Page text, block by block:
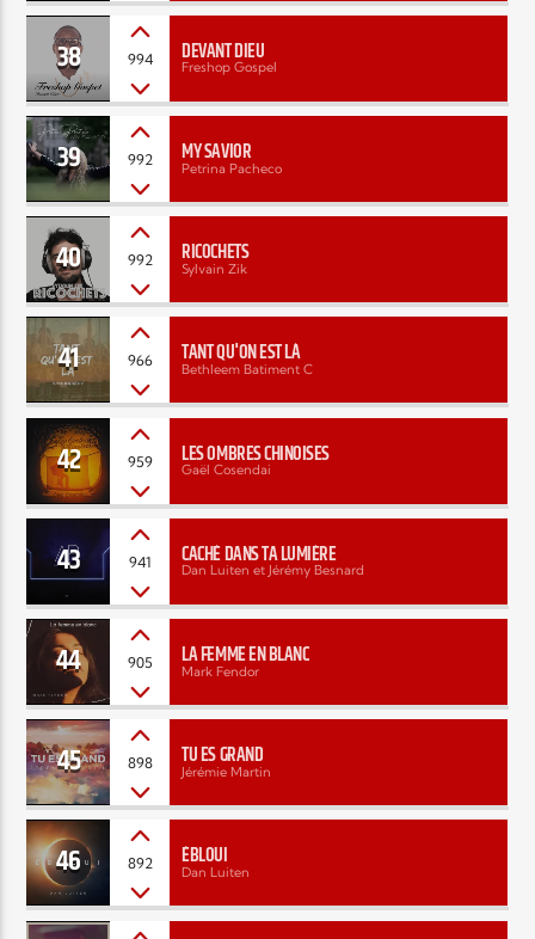
38 994 DEVANT DIEU
Freshop Gospel
39 992 MY SAVIOR
Petrina Pacheco
40 992 RICOCHETS
Sylvain Zik
41 966 TANT QU'ON EST LÀ
Bethleem Batiment C
42 959 LES OMBRES CHINOISES
Gaël Cosendai
43 941 CACHÉ DANS TA LUMIÈRE
Dan Luiten et Jérémy Besnard
44 905 LA FEMME EN BLANC
Mark Fendor
45 898 TU ES GRAND
Jérémie Martin
46 892 ÉBLOUI
Dan Luiten